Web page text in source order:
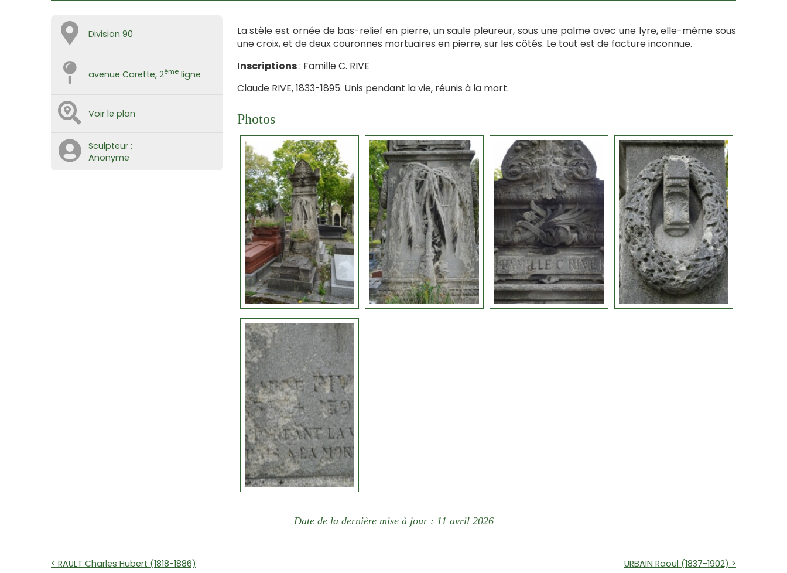
Division 90
avenue Carette, 2ème ligne
Voir le plan
Sculpteur :
Anonyme
La stèle est ornée de bas-relief en pierre, un saule pleureur, sous une palme avec une lyre, elle-même sous
une croix, et de deux couronnes mortuaires en pierre, sur les côtés. Le tout est de facture inconnue.
Inscriptions: Famille C. RIVE
Claude RIVE, 1833-1895. Unis pendant la vie, réunis à la mort.
Photos
Date de la dernière mise à jour : 11 avril 2026
< RAULT Charles Hubert (1818-1886) URBAIN Raoul (1837-1902) >